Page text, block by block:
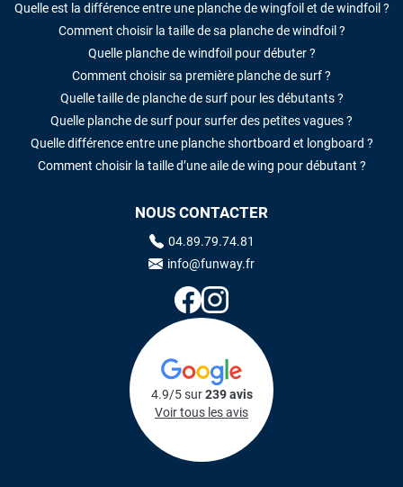
Quelle est la différence entre une planche de wingfoil et de windfoil ?
Comment choisir la taille de sa planche de windfoil ?
Quelle planche de windfoil pour débuter ?
Comment choisir sa première planche de surf ?
Quelle taille de planche de surf pour les débutants ?
Quelle planche de surf pour surfer des petites vagues ?
Quelle différence entre une planche shortboard et longboard ?
Comment choisir la taille d’une aile de wing pour débutant ?
NOUS CONTACTER
04.89.79.74.81
info@funway.fr
4.9/5 sur239 avis
Voir tous les avis